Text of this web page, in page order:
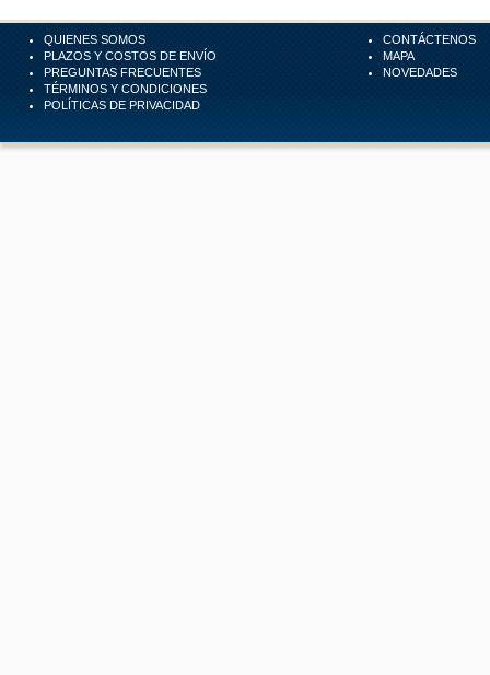
QUIENES SOMOS
PLAZOS Y COSTOS DE ENVÍO
PREGUNTAS FRECUENTES
TÉRMINOS Y CONDICIONES
POLÍTICAS DE PRIVACIDAD
CONTÁCTENOS
MAPA
NOVEDADES